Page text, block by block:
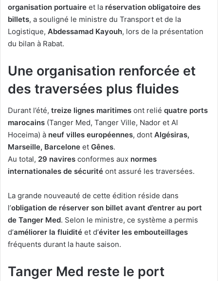
organisation portuaire et la réservation obligatoire des
billets, a souligné le ministre du Transport et de la
Logistique, Abdessamad Kayouh, lors de la présentation
du bilan à Rabat.
Une organisation renforcée et
des traversées plus fluides
Durant l’été, treize lignes maritimes ont relié quatre ports
marocains (Tanger Med, Tanger Ville, Nador et Al
Hoceima) à neuf villes européennes, dont Algésiras,
Marseille, Barcelone et Gênes.
Au total, 29 navires conformes aux normes
internationales de sécurité ont assuré les traversées.
La grande nouveauté de cette édition réside dans
l’obligation de réserver son billet avant d’entrer au port
de Tanger Med. Selon le ministre, ce système a permis
d’améliorer la fluidité et d’éviter les embouteillages
fréquents durant la haute saison.
Tanger Med reste le port